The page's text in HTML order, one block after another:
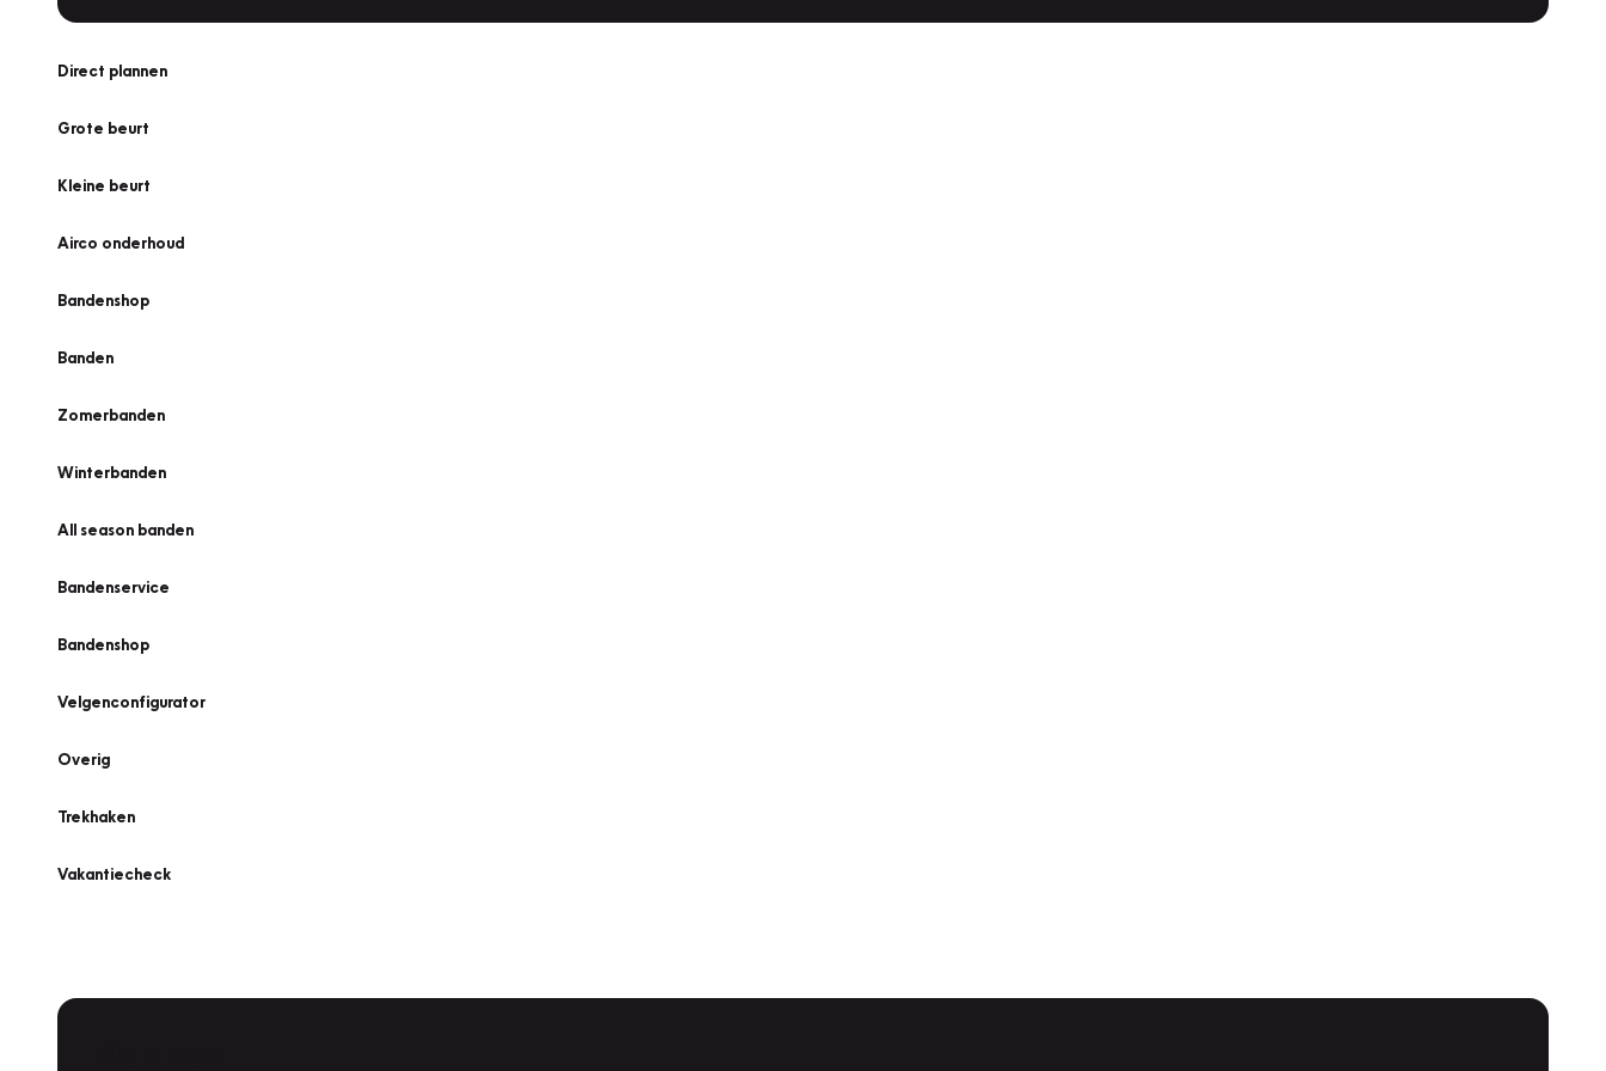
Direct plannen
Grote beurt
Kleine beurt
Airco onderhoud
Bandenshop
Banden
Zomerbanden
Winterbanden
All season banden
Bandenservice
Bandenshop
Velgenconfigurator
Overig
Trekhaken
Vakantiecheck